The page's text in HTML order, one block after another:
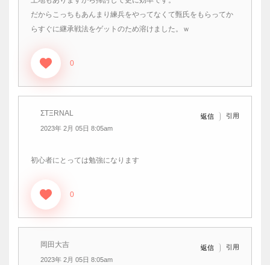
だからこっちもあんまり練兵をやってなくて甄氏をもらってか
らすぐに継承戦法をゲットのため溶けました。ｗ
0
ΣTΞRNAL
2023年 2月 05日 8:05am
返信 引用
初心者にとっては勉強になります
0
岡田大吉
2023年 2月 05日 8:05am
返信 引用